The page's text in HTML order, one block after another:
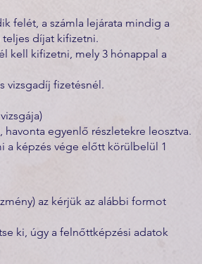
felét, a számla lejárata mindig a
díjat kifizetni.
kell kifizetni, mely 3 hónappal a
vizsgadíj fizetésnél.
egyenlő részletekre leosztva.
a képzés vége előtt körülbelül 1
az kérjük az alábbi formot
ki, úgy a felnőttképzési adatok